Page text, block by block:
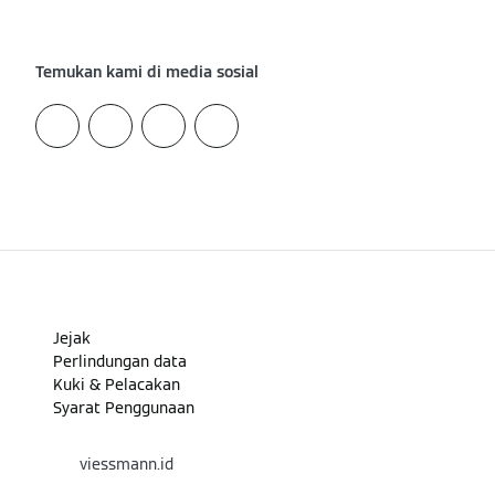
Temukan kami di media sosial
Jejak
Perlindungan data
Kuki & Pelacakan
Syarat Penggunaan
viessmann.id